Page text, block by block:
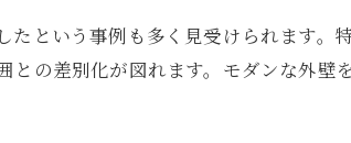
一新する方法
用アイデア集
という事例も多く見受けられます。
の差別化が図れます。モダンな外壁